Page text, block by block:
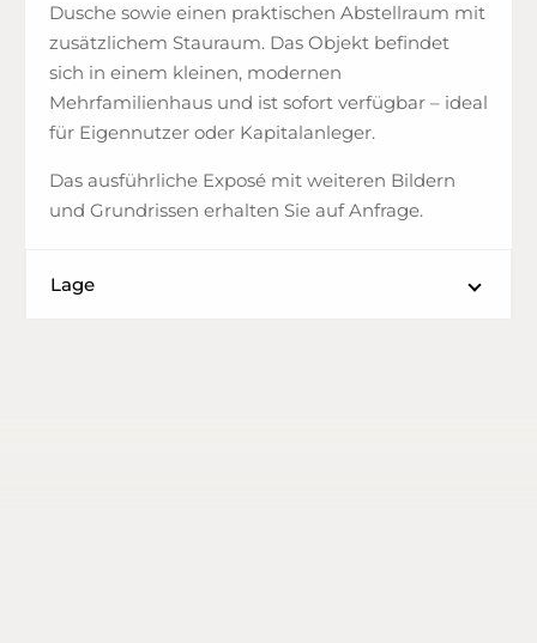
Dusche sowie einen praktischen Abstellraum mit
zusätzlichem Stauraum. Das Objekt befindet
sich in einem kleinen, modernen
Mehrfamilienhaus und ist sofort verfügbar – ideal
für Eigennutzer oder Kapitalanleger.
Das ausführliche Exposé mit weiteren Bildern
und Grundrissen erhalten Sie auf Anfrage.
Lage